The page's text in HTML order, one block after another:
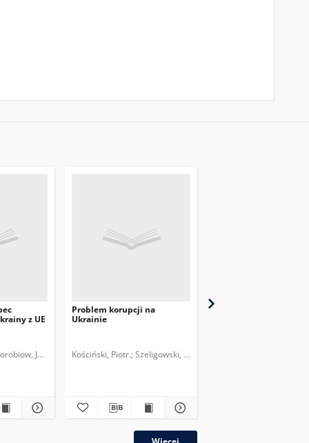
z UE
Jewgen.
Problem korupcji na
Ukrainie
Kościński, Piotr. Szeligowski, Daniel.